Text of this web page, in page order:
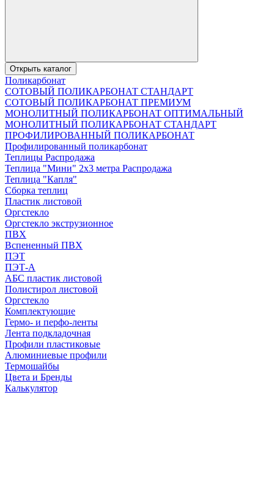
Открыть каталог
Поликарбонат
СОТОВЫЙ ПОЛИКАРБОНАТ СТАНДАРТ
СОТОВЫЙ ПОЛИКАРБОНАТ ПРЕМИУМ
МОНОЛИТНЫЙ ПОЛИКАРБОНАТ ОПТИМАЛЬНЫЙ
МОНОЛИТНЫЙ ПОЛИКАРБОНАТ СТАНДАРТ
ПРОФИЛИРОВАННЫЙ ПОЛИКАРБОНАТ
Профилированный поликарбонат
Теплицы Распродажа
Теплица "Мини" 2х3 метра Распродажа
Теплица "Капля"
Сборка теплиц
Пластик листовой
Оргстекло
Оргстекло экструзионное
ПВХ
Вспененный ПВХ
ПЭТ
ПЭТ-А
АБС пластик листовой
Полистирол листовой
Оргстекло
Комплектующие
Гермо- и перфо-ленты
Лента подкладочная
Профили пластиковые
Алюминиевые профили
Термошайбы
Цвета и Бренды
Калькулятор